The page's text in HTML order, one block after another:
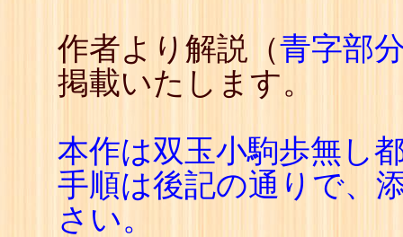
作者より解説（青字部
掲載いたします。
本作は双玉小駒歩無し
手順は後記の通りで、
さい。